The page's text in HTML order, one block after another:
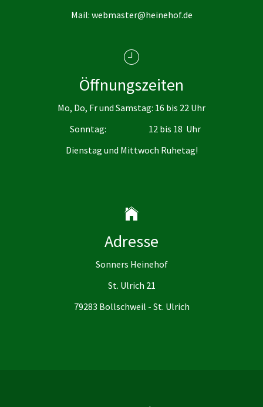
Mail: webmaster@heinehof.de
Öffnungszeiten
Mo, Do, Fr und Samstag: 16 bis 22 Uhr
Sonntag: 12 bis 18 Uhr
Dienstag und Mittwoch Ruhetag!
Adresse
Sonners Heinehof
St. Ulrich 21
79283 Bollschweil - St. Ulrich